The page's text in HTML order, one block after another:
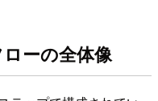
ーの全体像